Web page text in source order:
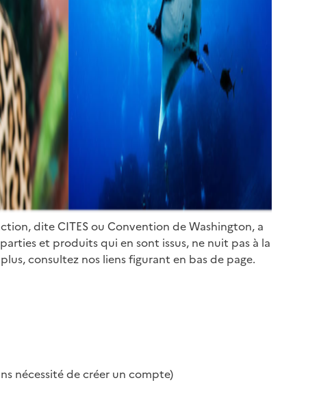
dite CITES ou Convention de Washington, a
et produits qui en sont issus, ne nuit pas à la
consultez nos liens figurant en bas de page.
nécessité de créer un compte)